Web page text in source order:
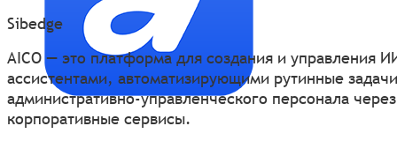
Sibedge
AICO — это платформа для создания и управления
ассистентами, автоматизирующими рутинные задачи
административно-управленческого персонала через
корпоративные сервисы.